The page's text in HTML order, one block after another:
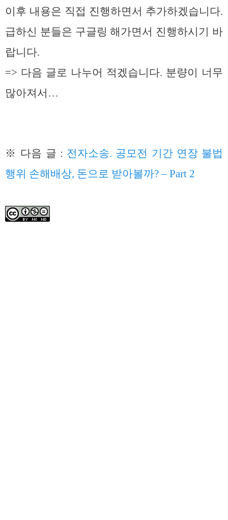
이후 내용은 직접 진행하면서 추가하겠습니다.
급하신 분들은 구글링 해가면서 진행하시기 바
랍니다.
=> 다음 글로 나누어 적겠습니다. 분량이 너무
많아져서…
※ 다음 글 : 전자소송. 공모전 기간 연장 불법
행위 손해배상, 돈으로 받아볼까? – Part 2